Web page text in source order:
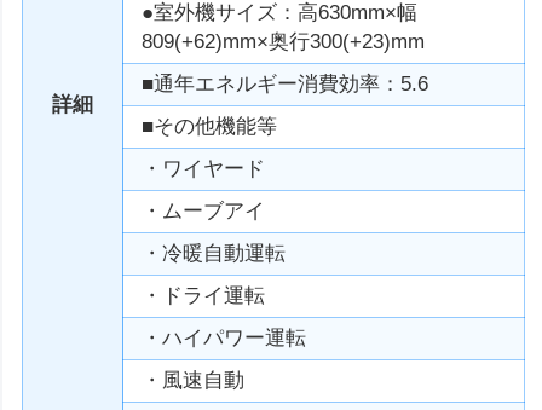
詳細
●室外機サイズ：高630mm×幅
809(+62)mm×奥行300(+23)mm
■通年エネルギー消費効率：5.6
■その他機能等
・ワイヤード
・ムーブアイ
・冷暖自動運転
・ドライ運転
・ハイパワー運転
・風速自動